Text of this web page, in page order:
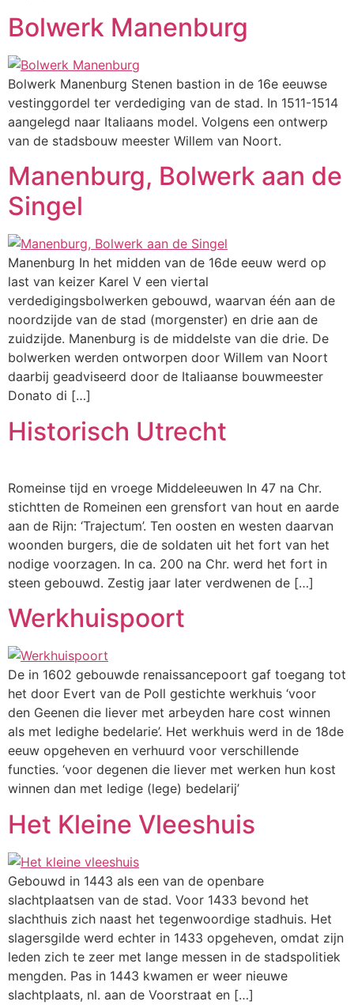
Bolwerk Manenburg
Bolwerk Manenburg Stenen bastion in de 16e eeuwse
vestinggordel ter verdediging van de stad. In 1511-1514
aangelegd naar Italiaans model. Volgens een ontwerp
van de stadsbouw meester Willem van Noort.
Manenburg, Bolwerk aan de
Singel
Manenburg In het midden van de 16de eeuw werd op
last van keizer Karel V een viertal
verdedigingsbolwerken gebouwd, waarvan één aan de
noordzijde van de stad (morgenster) en drie aan de
zuidzijde. Manenburg is de middelste van die drie. De
bolwerken werden ontworpen door Willem van Noort
daarbij geadviseerd door de Italiaanse bouwmeester
Donato di […]
Historisch Utrecht
Romeinse tijd en vroege Middeleeuwen In 47 na Chr.
stichtten de Romeinen een grensfort van hout en aarde
aan de Rijn: ‘Trajectum’. Ten oosten en westen daarvan
woonden burgers, die de soldaten uit het fort van het
nodige voorzagen. In ca. 200 na Chr. werd het fort in
steen gebouwd. Zestig jaar later verdwenen de […]
Werkhuispoort
De in 1602 gebouwde renaissancepoort gaf toegang tot
het door Evert van de Poll gestichte werkhuis ‘voor
den Geenen die liever met arbeyden hare cost winnen
als met ledighe bedelarie’. Het werkhuis werd in de 18de
eeuw opgeheven en verhuurd voor verschillende
functies. ‘voor degenen die liever met werken hun kost
winnen dan met ledige (lege) bedelarij’
Het Kleine Vleeshuis
Gebouwd in 1443 als een van de openbare
slachtplaatsen van de stad. Voor 1433 bevond het
slachthuis zich naast het tegenwoordige stadhuis. Het
slagersgilde werd echter in 1433 opgeheven, omdat zijn
leden zich te zeer met lange messen in de stadspolitiek
mengden. Pas in 1443 kwamen er weer nieuwe
slachtplaats, nl. aan de Voorstraat en […]